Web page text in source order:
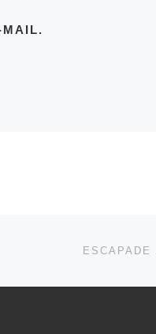
MAIL.
À LA LISTE DES